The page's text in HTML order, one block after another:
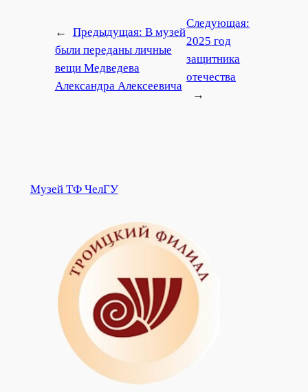
← Предыдущая: В музей
были переданы личные
вещи Медведева
Александра Алексеевича
Следующая:
2025 год
защитника
отечества
→
Музей ТФ ЧелГУ